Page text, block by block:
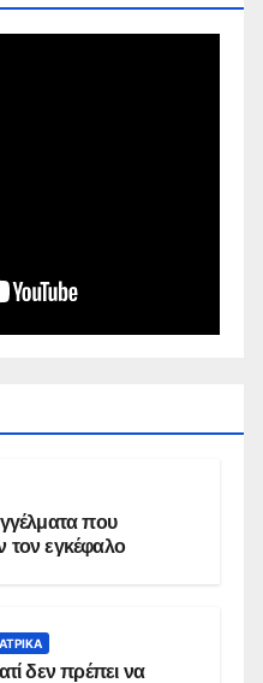
που
τον εγκέφαλο
δεν πρέπει να